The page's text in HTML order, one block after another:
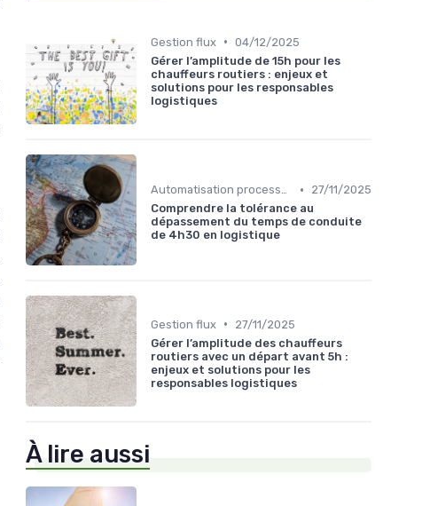
Gestion flux • 04/12/2025
Gérer l’amplitude de 15h pour les
chauffeurs routiers : enjeux et
solutions pour les responsables
logistiques
Automatisation processus •
27/11/2025
Comprendre la tolérance au
dépassement du temps de conduite
de 4h30 en logistique
Gestion flux •
27/11/2025
Gérer l’amplitude des chauffeurs
routiers avec un départ avant 5h :
enjeux et solutions pour les
responsables logistiques
À lire aussi